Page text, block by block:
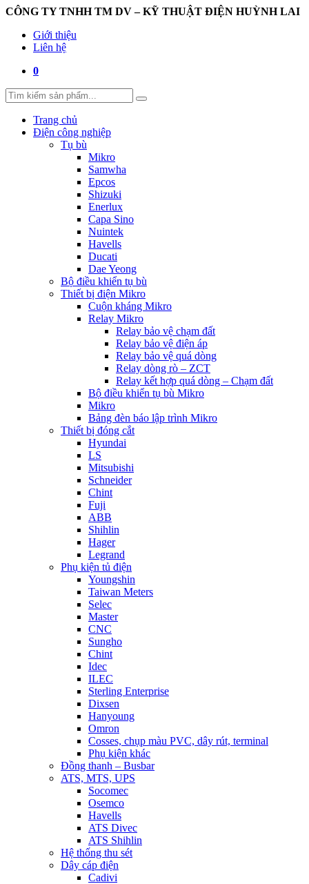
CÔNG TY TNHH TM DV – KỸ THUẬT ĐIỆN HUỲNH LAI
Giới thiệu
Liên hệ
0
Trang chủ
Điện công nghiệp
Tụ bù
Mikro
Samwha
Epcos
Shizuki
Enerlux
Capa Sino
Nuintek
Havells
Ducati
Dae Yeong
Bộ điều khiển tụ bù
Thiết bị điện Mikro
Cuộn kháng Mikro
Relay Mikro
Relay bảo vệ chạm đất
Relay bảo vệ điện áp
Relay bảo vệ quá dòng
Relay dòng rò – ZCT
Relay kết hợp quá dòng – Chạm đất
Bộ điều khiển tụ bù Mikro
Mikro
Bảng đèn báo lập trình Mikro
Thiết bị đóng cắt
Hyundai
LS
Mitsubishi
Schneider
Chint
Fuji
ABB
Shihlin
Hager
Legrand
Phụ kiện tủ điện
Youngshin
Taiwan Meters
Selec
Master
CNC
Sungho
Chint
Idec
ILEC
Sterling Enterprise
Dixsen
Hanyoung
Omron
Cosses, chụp màu PVC, dây rút, terminal
Phụ kiện khác
Đồng thanh – Busbar
ATS, MTS, UPS
Socomec
Osemco
Havells
ATS Divec
ATS Shihlin
Hệ thống thu sét
Dây cáp điện
Cadivi